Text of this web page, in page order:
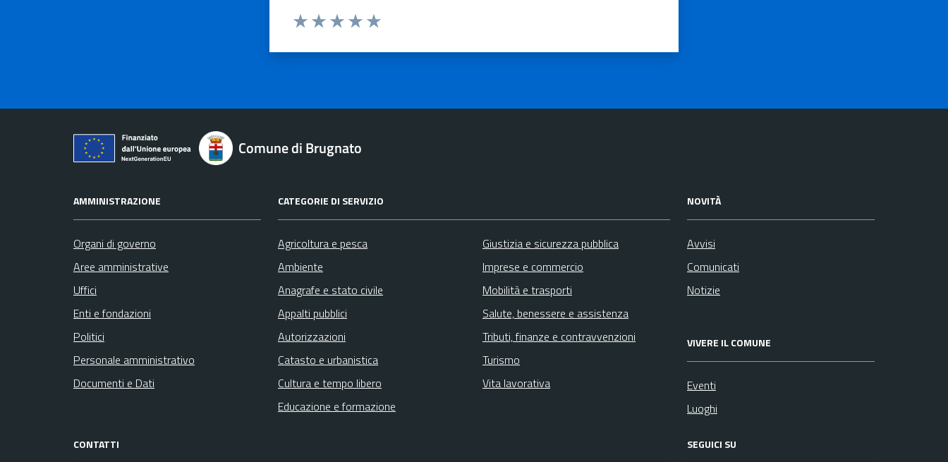
Comune di Brugnato
AMMINISTRAZIONE
Organi di governo
Aree amministrative
Uffici
Enti e fondazioni
Politici
Personale amministrativo
Documenti e Dati
CATEGORIE DI SERVIZIO
Agricoltura e pesca
Ambiente
Anagrafe e stato civile
Appalti pubblici
Autorizzazioni
Catasto e urbanistica
Cultura e tempo libero
Educazione e formazione
Giustizia e sicurezza pubblica
Imprese e commercio
Mobilità e trasporti
Salute, benessere e assistenza
Tributi, finanze e contravvenzioni
Turismo
Vita lavorativa
NOVITÀ
Avvisi
Comunicati
Notizie
VIVERE IL COMUNE
Eventi
Luoghi
CONTATTI SEGUICI SU